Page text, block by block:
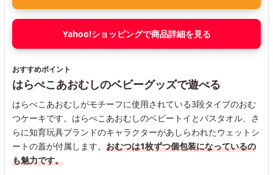
Yahoo!ショッピングで商品詳細を見る
おすすめポイント
はらぺこあおむしのベビーグッズで遊べる
はらぺこあおむしがモチーフに使用されている3段タイプのおむ
つケーキです。はらぺこあおむしのベビートイとバスタオル、さ
らに知育玩具ブランドのキャラクターがあしらわれたウェットシ
ートの蓋が付属します。 おむつは1枚ずつ個包装になっているの
も魅力です。